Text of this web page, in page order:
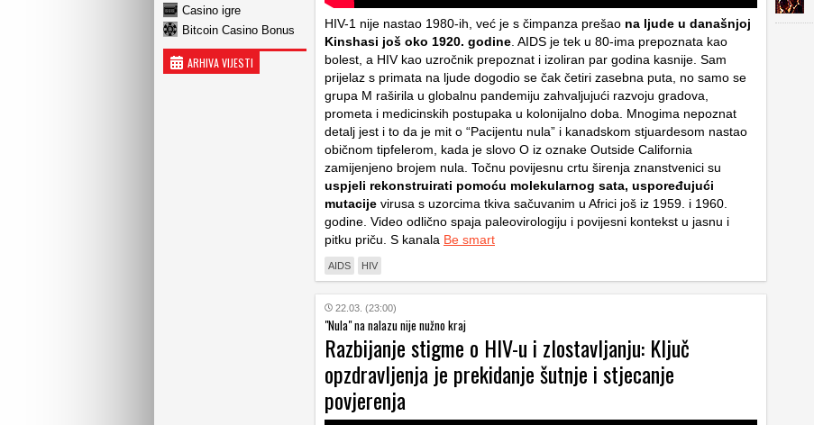
Casino igre
Bitcoin Casino Bonus
ARHIVA VIJESTI
HIV-1 nije nastao 1980-ih, već je s čimpanza prešao na ljude u današnjoj
Kinshasi još oko 1920. godine . AIDS je tek u 80-ima prepoznata kao
bolest, a HIV kao uzročnik prepoznat i izoliran par godina kasnije. Sam
prijelaz s primata na ljude dogodio se čak četiri zasebna puta, no samo se
grupa M raširila u globalnu pandemiju zahvaljujući razvoju gradova,
prometa i medicinskih postupaka u kolonijalno doba. Mnogima nepoznat
detalj jest i to da je mit o “Pacijentu nula” i kanadskom stjuardesom nastao
običnom tipfelerom, kada je slovo O iz oznake Outside California
zamijenjeno brojem nula. Točnu povijesnu crtu širenja znanstvenici su
uspjeli rekonstruirati pomoću molekularnog sata, uspoređujući
mutacije virusa s uzorcima tkiva sačuvanim u Africi još iz 1959. i 1960.
godine. Video odlično spaja paleovirologiju i povijesni kontekst u jasnu i
pitku priču. S kanala Be smart
AIDS HIV
22.03. (23:00)
"Nula" na nalazu nije nužno kraj
Razbijanje stigme o HIV-u i zlostavljanju: Ključ
opzdravljenja je prekidanje šutnje i stjecanje
povjerenja